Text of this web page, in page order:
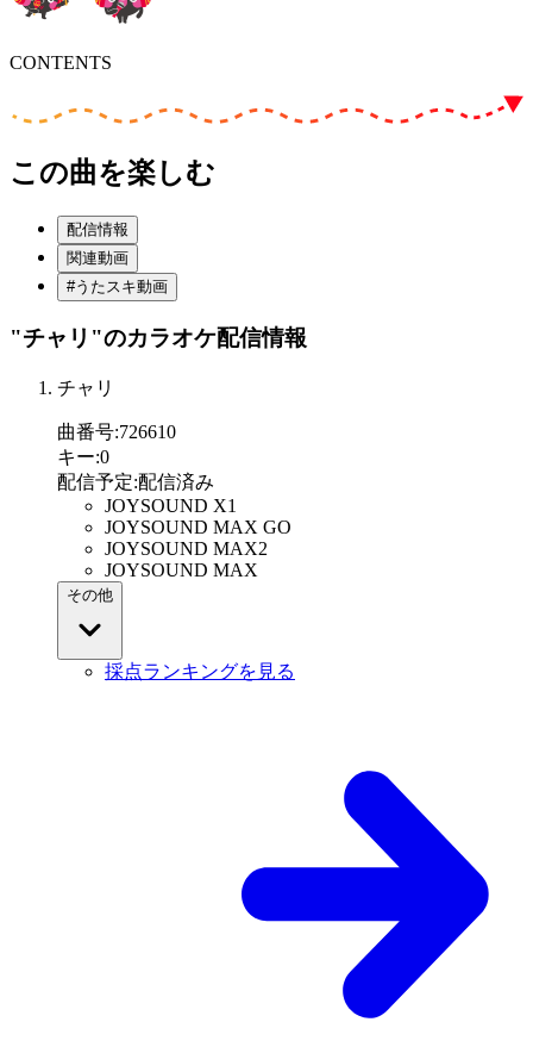
CONTENTS
この曲を楽しむ
配信情報
関連動画
#うたスキ動画
"チャリ"のカラオケ配信情報
チャリ
曲番号:726610
キー:0
配信予定:配信済み
JOYSOUND X1
JOYSOUND MAX GO
JOYSOUND MAX2
JOYSOUND MAX
その他
採点ランキングを見る